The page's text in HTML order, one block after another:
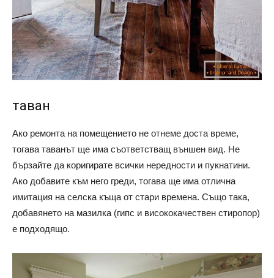
таван
Ако ремонта на помещението не отнеме доста време,
тогава таванът ще има съответстващ външен вид. Не
бързайте да коригирате всички нередности и пукнатини.
Ако добавите към него греди, тогава ще има отлична
имитация на селска къща от стари времена. Също така,
добавянето на мазилка (гипс и висококачествен стиропор)
е подходящо.